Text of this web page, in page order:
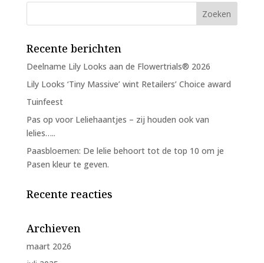
Recente berichten
Deelname Lily Looks aan de Flowertrials® 2026
Lily Looks ‘Tiny Massive’ wint Retailers’ Choice award
Tuinfeest
Pas op voor Leliehaantjes – zij houden ook van
lelies…..
Paasbloemen: De lelie behoort tot de top 10 om je
Pasen kleur te geven.
Recente reacties
Archieven
maart 2026